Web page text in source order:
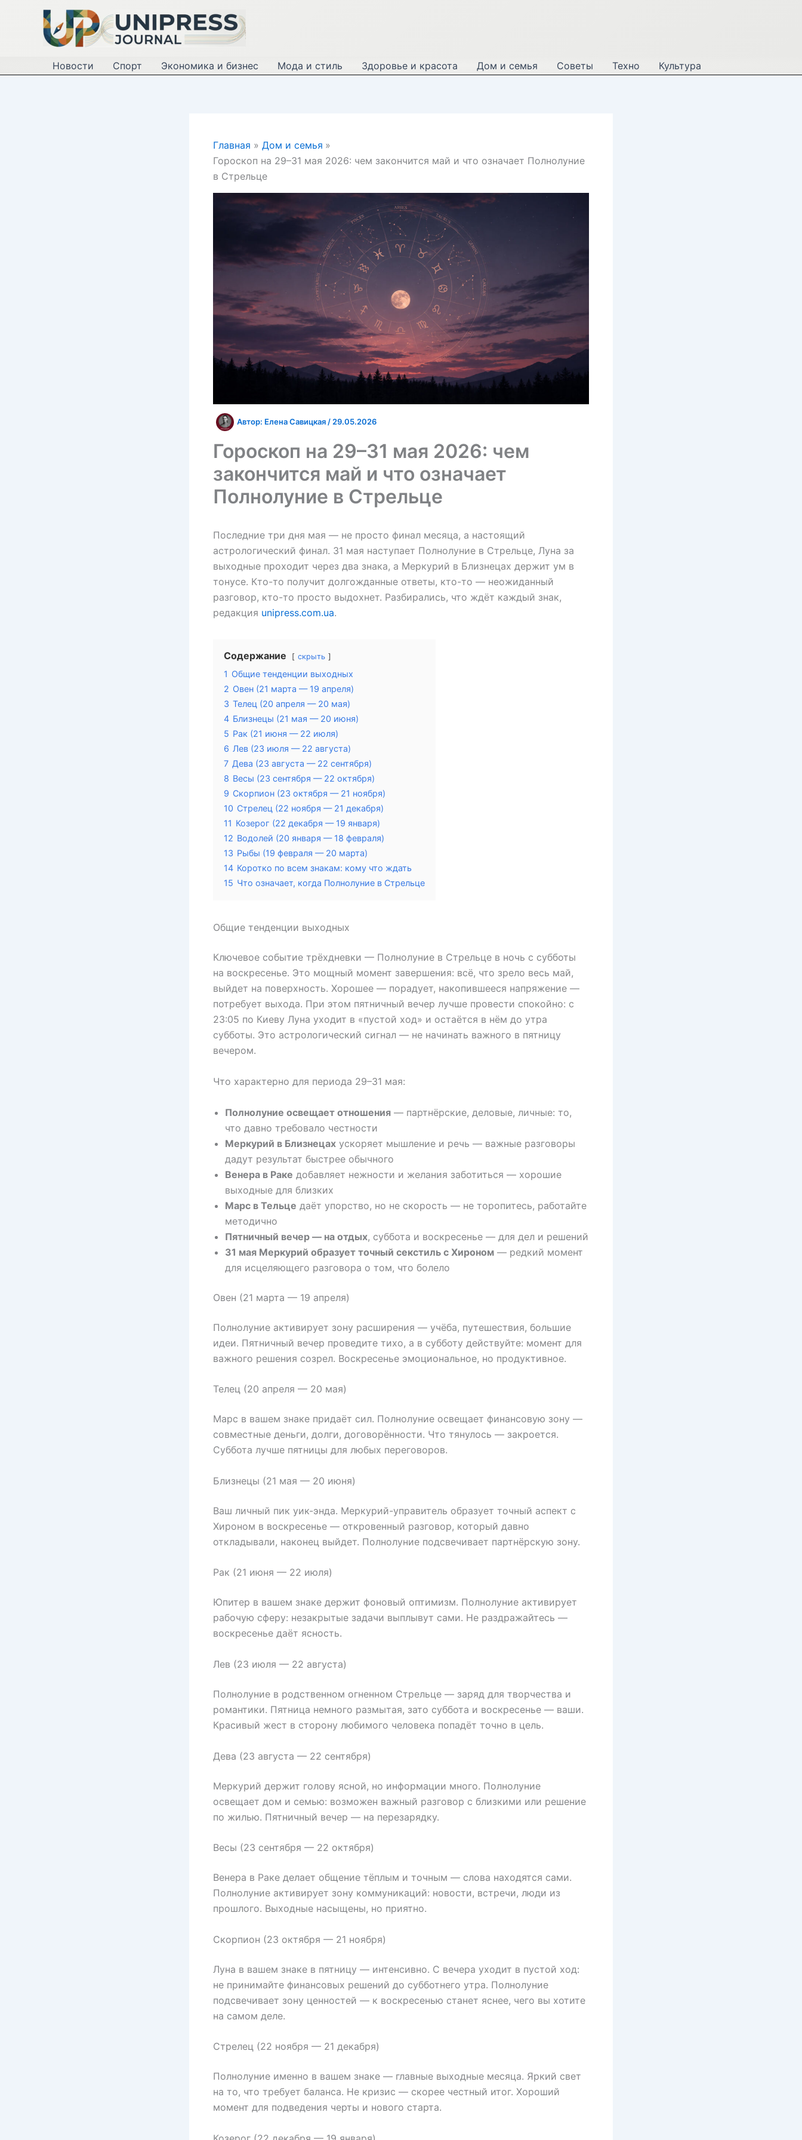
содержимому
Новости Спорт Экономика и бизнес Мода и стиль Здоровье и красота Дом и семья Советы Техно Культура
Главная
Дом и семья
Гороскоп на 29–31 мая 2026: чем закончится май и что означает Полнолуние
в Стрельце
Автор: Елена Савицкая / 29.05.2026
Гороскоп на 29–31 мая 2026: чем
закончится май и что означает
Полнолуние в Стрельце
Последние три дня мая — не просто финал месяца, а настоящий
астрологический финал. 31 мая наступает Полнолуние в Стрельце, Луна за
выходные проходит через два знака, а Меркурий в Близнецах держит ум в
тонусе. Кто-то получит долгожданные ответы, кто-то — неожиданный
разговор, кто-то просто выдохнет. Разбирались, что ждёт каждый знак,
редакция unipress.com.ua.
Содержание скрыть
1 Общие тенденции выходных
2 Овен (21 марта — 19 апреля)
3 Телец (20 апреля — 20 мая)
4 Близнецы (21 мая — 20 июня)
5 Рак (21 июня — 22 июля)
6 Лев (23 июля — 22 августа)
7 Дева (23 августа — 22 сентября)
8 Весы (23 сентября — 22 октября)
9 Скорпион (23 октября — 21 ноября)
10 Стрелец (22 ноября — 21 декабря)
11 Козерог (22 декабря — 19 января)
12 Водолей (20 января — 18 февраля)
13 Рыбы (19 февраля — 20 марта)
14 Коротко по всем знакам: кому что ждать
15 Что означает, когда Полнолуние в Стрельце
Общие тенденции выходных
Ключевое событие трёхдневки — Полнолуние в Стрельце в ночь с субботы
на воскресенье. Это мощный момент завершения: всё, что зрело весь май,
выйдет на поверхность. Хорошее — порадует, накопившееся напряжение —
потребует выхода. При этом пятничный вечер лучше провести спокойно: с
23:05 по Киеву Луна уходит в «пустой ход» и остаётся в нём до утра
субботы. Это астрологический сигнал — не начинать важного в пятницу
вечером.
Что характерно для периода 29–31 мая:
Полнолуние освещает отношения — партнёрские, деловые, личные: то,
что давно требовало честности
Меркурий в Близнецах ускоряет мышление и речь — важные разговоры
дадут результат быстрее обычного
Венера в Раке добавляет нежности и желания заботиться — хорошие
выходные для близких
Марс в Тельце даёт упорство, но не скорость — не торопитесь, работайте
методично
Пятничный вечер — на отдых, суббота и воскресенье — для дел и решений
31 мая Меркурий образует точный секстиль с Хироном — редкий момент
для исцеляющего разговора о том, что болело
Овен (21 марта — 19 апреля)
Полнолуние активирует зону расширения — учёба, путешествия, большие
идеи. Пятничный вечер проведите тихо, а в субботу действуйте: момент для
важного решения созрел. Воскресенье эмоциональное, но продуктивное.
Телец (20 апреля — 20 мая)
Марс в вашем знаке придаёт сил. Полнолуние освещает финансовую зону —
совместные деньги, долги, договорённости. Что тянулось — закроется.
Суббота лучше пятницы для любых переговоров.
Близнецы (21 мая — 20 июня)
Ваш личный пик уик-энда. Меркурий-управитель образует точный аспект с
Хироном в воскресенье — откровенный разговор, который давно
откладывали, наконец выйдет. Полнолуние подсвечивает партнёрскую зону.
Рак (21 июня — 22 июля)
Юпитер в вашем знаке держит фоновый оптимизм. Полнолуние активирует
рабочую сферу: незакрытые задачи выплывут сами. Не раздражайтесь —
воскресенье даёт ясность.
Лев (23 июля — 22 августа)
Полнолуние в родственном огненном Стрельце — заряд для творчества и
романтики. Пятница немного размытая, зато суббота и воскресенье — ваши.
Красивый жест в сторону любимого человека попадёт точно в цель.
Дева (23 августа — 22 сентября)
Меркурий держит голову ясной, но информации много. Полнолуние
освещает дом и семью: возможен важный разговор с близкими или решение
по жилью. Пятничный вечер — на перезарядку.
Весы (23 сентября — 22 октября)
Венера в Раке делает общение тёплым и точным — слова находятся сами.
Полнолуние активирует зону коммуникаций: новости, встречи, люди из
прошлого. Выходные насыщены, но приятно.
Скорпион (23 октября — 21 ноября)
Луна в вашем знаке в пятницу — интенсивно. С вечера уходит в пустой ход:
не принимайте финансовых решений до субботнего утра. Полнолуние
подсвечивает зону ценностей — к воскресенью станет яснее, чего вы хотите
на самом деле.
Стрелец (22 ноября — 21 декабря)
Полнолуние именно в вашем знаке — главные выходные месяца. Яркий свет
на то, что требует баланса. Не кризис — скорее честный итог. Хороший
момент для подведения черты и нового старта.